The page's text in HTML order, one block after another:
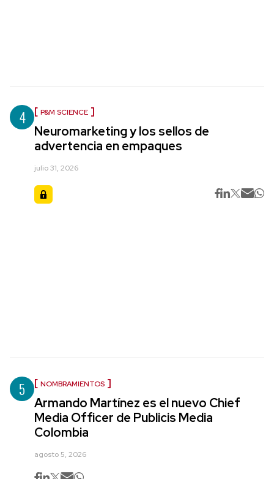
4 P&M SCIENCE
Neuromarketing y los sellos de
advertencia en empaques
julio 31, 2026
5 NOMBRAMIENTOS
Armando Martínez es el nuevo Chief
Media Officer de Publicis Media
Colombia
agosto 5, 2026